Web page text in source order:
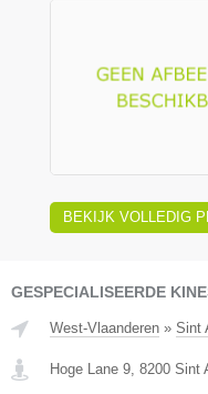
BEKIJK VOLLEDIG
GESPECIALISEERDE
West-Vlaanderen » Sint
Hoge Lane 9 8200 Sint